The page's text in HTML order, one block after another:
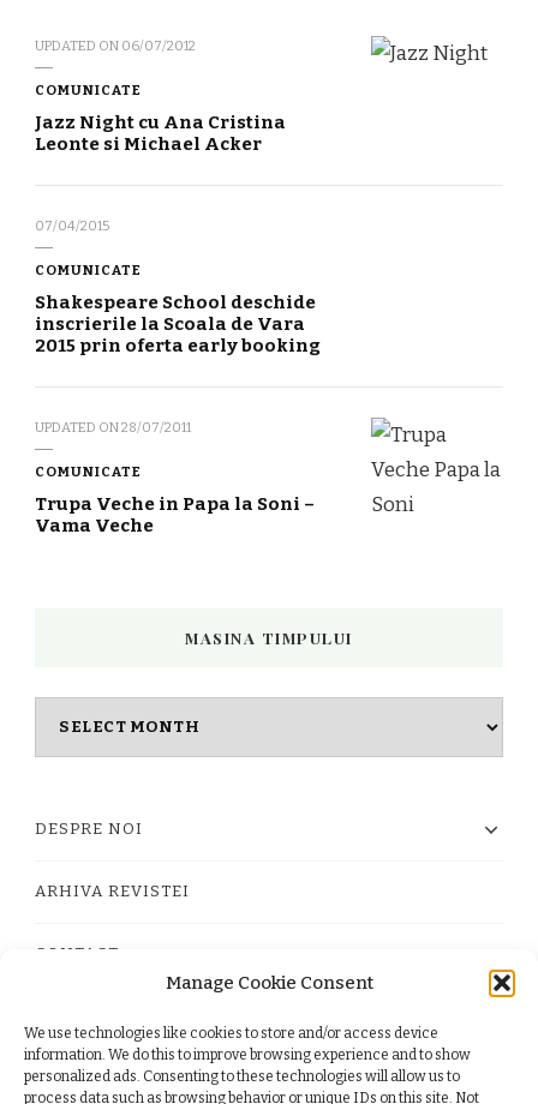
Manage Cookie Consent
We use technologies like cookies to store and/or access device
information. We do this to improve browsing experience and to show
personalized ads. Consenting to these technologies will allow us to
process data such as browsing behavior or unique IDs on this site. Not
UPDATED ON 06/07/2012
COMUNICATE
Jazz Night cu Ana Cristina
Leonte si Michael Acker
07/04/2015
COMUNICATE
Shakespeare School deschide
inscrierile la Scoala de Vara
2015 prin oferta early booking
UPDATED ON28/07/2011
COMUNICATE
Trupa Veche in Papa la Soni –
Vama Veche
MASINA TIMPULUI
DESPRE NOI
ARHIVA REVISTEI
CONTACT
PRIVACY POLICY